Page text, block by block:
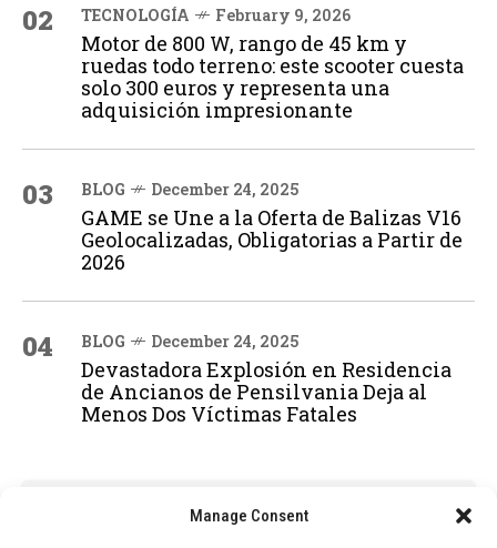
Manage Consent
02 TECNOLOGÍA February 9, 2026
Motor de 800 W, rango de 45 km y
ruedas todo terreno: este scooter cuesta
solo 300 euros y representa una
adquisición impresionante
03 BLOG December 24, 2025
GAME se Une a la Oferta de Balizas V16
Geolocalizadas, Obligatorias a Partir de
2026
04 BLOG December 24, 2025
Devastadora Explosión en Residencia
de Ancianos de Pensilvania Deja al
Menos Dos Víctimas Fatales